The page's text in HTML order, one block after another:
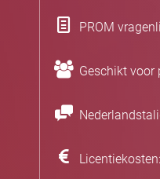
PROM
Geschikt voor